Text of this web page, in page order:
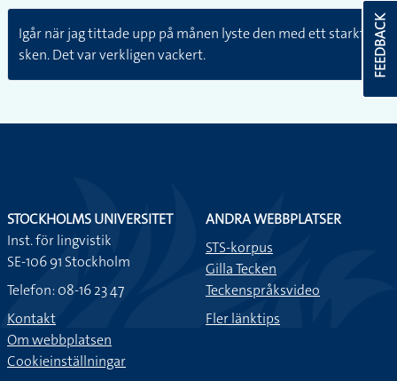
Igår när jag tittade upp på månen lyste den med ett starkt
sken. Det var verkligen vackert.
FEEDBACK
STOCKHOLMS UNIVERSITET
Inst. för lingvistik
SE-106 91 Stockholm
Telefon: 08-16 23 47
Kontakt
Om webbplatsen
Cookieinställningar
ANDRA WEBBPLATSER
STS-korpus
Gilla Tecken
Teckenspråksvideo
Fler länktips